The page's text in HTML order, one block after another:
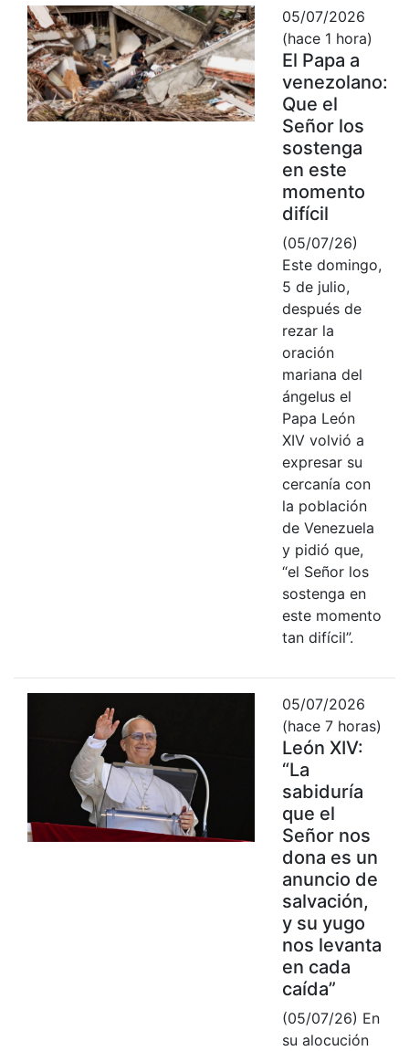
05/07/2026
(hace 1 hora)
El Papa a
venezolano:
Que el
Señor los
sostenga
en este
momento
difícil
(05/07/26)
Este domingo,
5 de julio,
después de
rezar la
oración
mariana del
ángelus el
Papa León
XIV volvió a
expresar su
cercanía con
la población
de Venezuela
y pidió que,
“el Señor los
sostenga en
este momento
tan difícil”.
05/07/2026
(hace 7 horas)
León XIV:
“La
sabiduría
que el
Señor nos
dona es un
anuncio de
salvación,
y su yugo
nos levanta
en cada
caída”
(05/07/26) En
su alocución